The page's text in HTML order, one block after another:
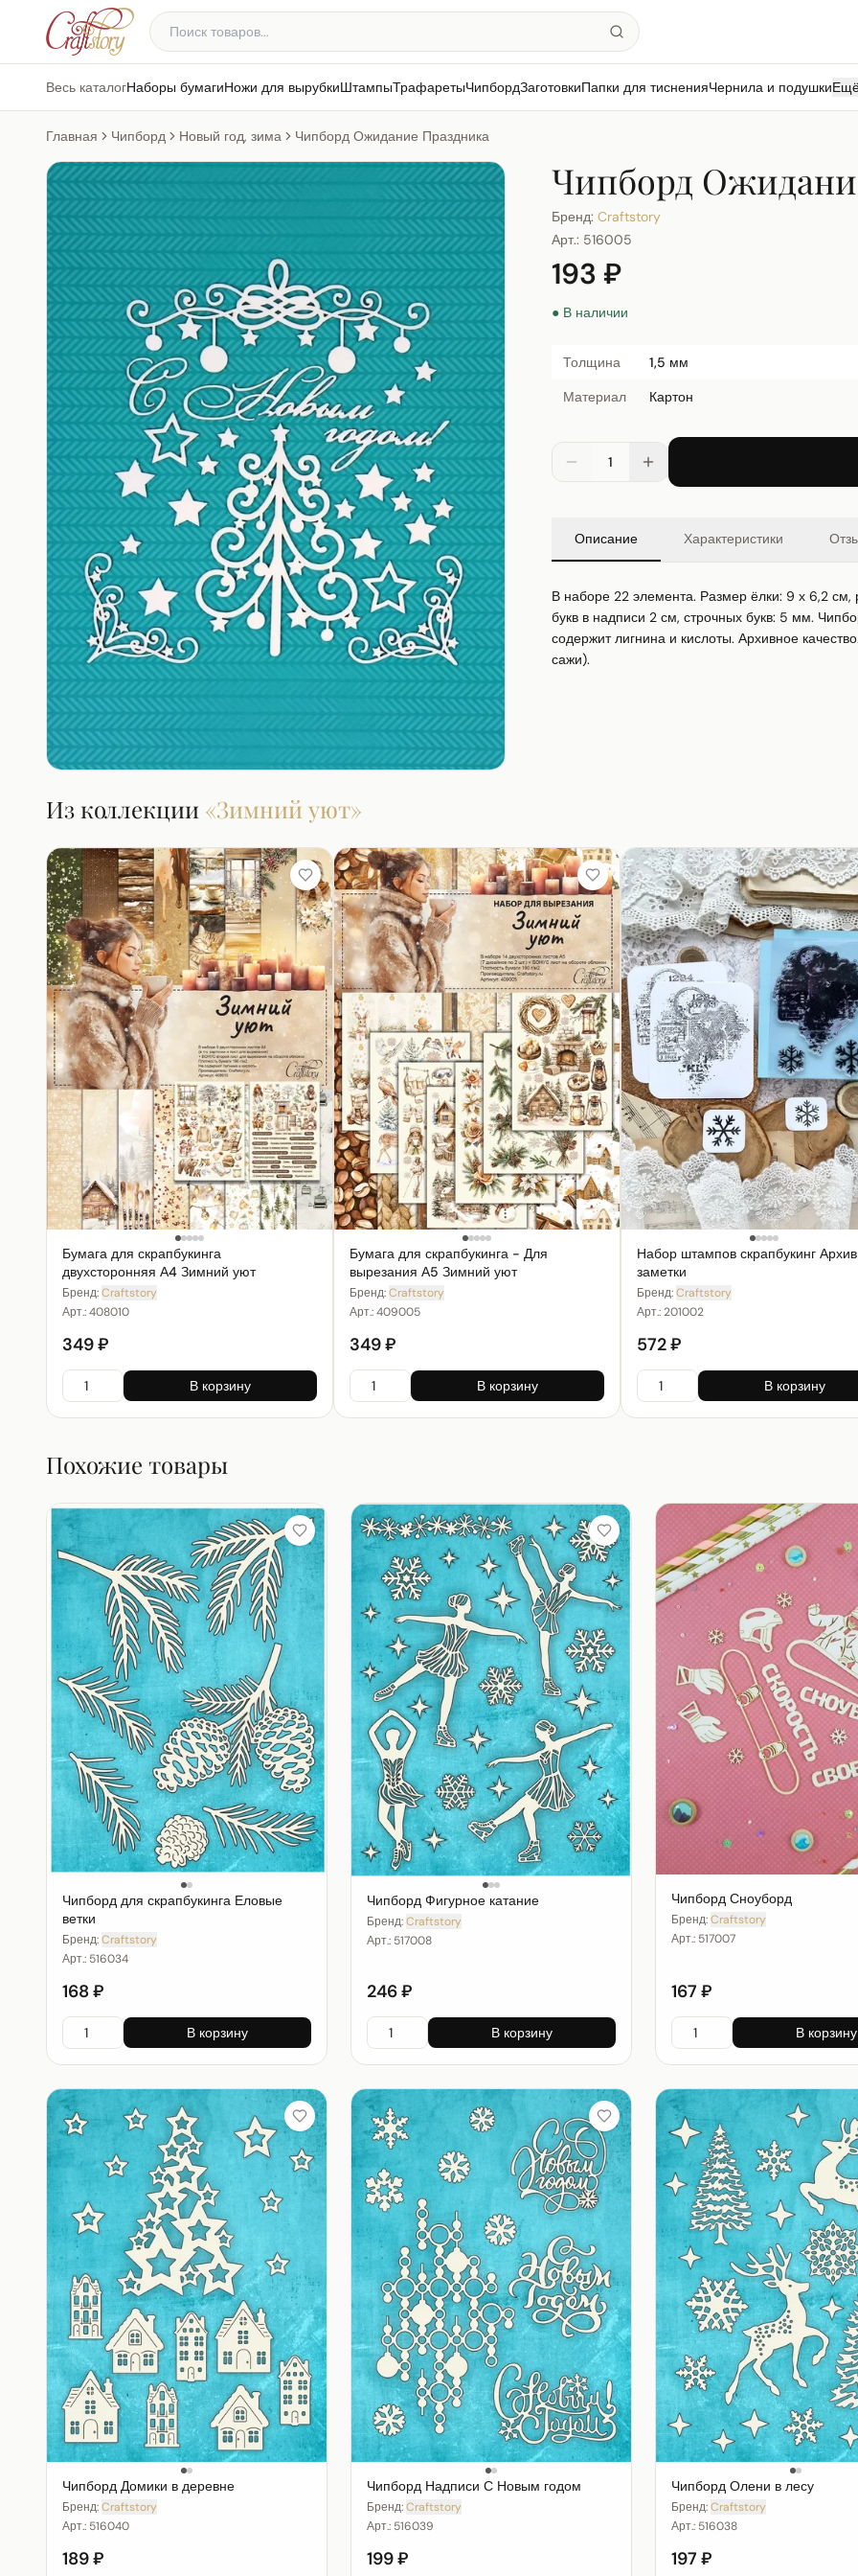
Весь каталогНаборы бумагиНожи для вырубкиШтампыТрафаретыЧипбордЗаготовкиПапки для тисненияЧернила и подушки
Главная Чипборд Новый год, зима Чипборд Ожидание Праздника
Чипборд
Бренд: Craftstory
Арт.: 516005
193 ₽
● В наличии
Толщина
1,5 мм
Материал
Картон
1
Описание Характеристики
В наборе 22 элемента. Размер ёлки: 9 х 6,2 см,
букв в надписи 2 см, строчных букв: 5 мм.
содержит лигнина и кислоты. Архивное
сажи).
Из коллекции «Зимний уют»
Бумага для скрапбукинга
двухсторонняя А4 Зимний уют
Бренд:Craftstory
Арт.:408010
349 ₽
В корзину
Бумага для скрапбукинга - Для
вырезания А5 Зимний уют
Бренд:Craftstory
Арт.:409005
349 ₽
В корзину
Набор штампов скрапбукинг
заметки
Бренд:Craftstory
Арт.:201002
572 ₽
В корзину
Похожие товары
Чипборд для скрапбукинга Еловые
ветки
Бренд:Craftstory
Арт.: 516034
168 ₽
В корзину
Чипборд Фигурное катание
Бренд:Craftstory
Арт.: 517008
246 ₽
В корзину
Чипборд Сноуборд
Бренд:Craftstory
Арт.: 517007
167 ₽
В корзину
Чипборд Домики в деревне
Бренд:Craftstory
Арт.: 516040
189 ₽
Чипборд Надписи С Новым годом
Бренд:Craftstory
Арт.: 516039
199 ₽
Чипборд Олени в лесу
Бренд:Craftstory
Арт.: 516038
197 ₽